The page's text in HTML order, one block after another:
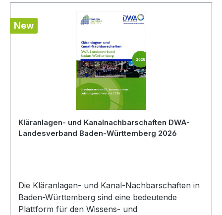
New
Kläranlagen- und Kanalnachbarschaften DWA-
Landesverband Baden-Württemberg 2026
Die Kläranlagen- und Kanal-Nachbarschaften in
Baden-Württemberg sind eine bedeutende
Plattform für den Wissens- und